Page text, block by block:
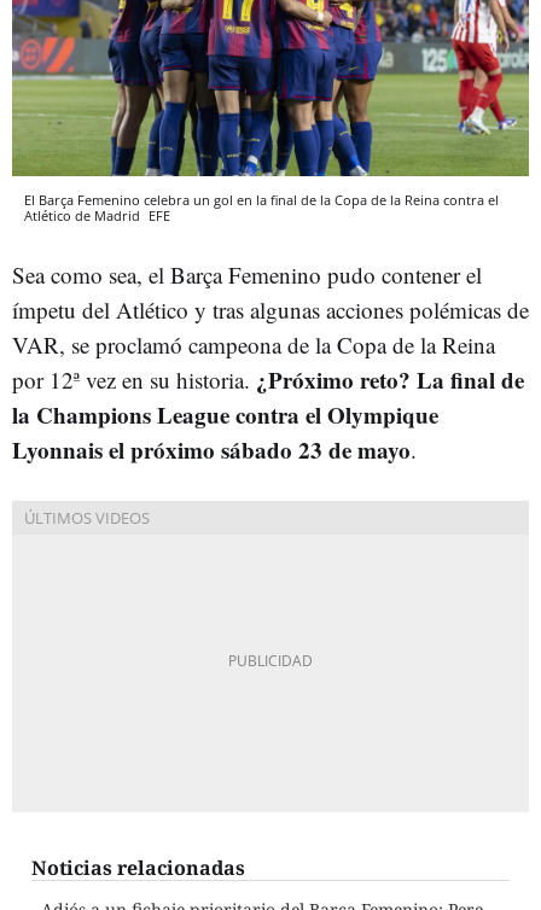
El Barça Femenino celebra un gol en la final de la Copa de la Reina contra el
Atlético de Madrid EFE
Sea como sea, el Barça Femenino pudo contener el
ímpetu del Atlético y tras algunas acciones polémicas de
VAR, se proclamó campeona de la Copa de la Reina
por 12ª vez en su historia. ¿Próximo reto? La final de
la Champions League contra el Olympique
Lyonnais el próximo sábado 23 de mayo.
Noticias relacionadas